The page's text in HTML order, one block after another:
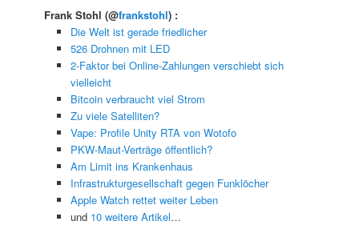
Frank Stohl(@frankstohl) :
Die Welt ist gerade friedlicher
526 Drohnen mit LED
2-Faktor bei Online-Zahlungen verschiebt sich
vielleicht
Bitcoin verbraucht viel Strom
Zu viele Satelliten?
Vape: Profile Unity RTA von Wotofo
PKW-Maut-Verträge öffentlich?
Am Limit ins Krankenhaus
Infrastrukturgesellschaft gegen Funklöcher
Apple Watch rettet weiter Leben
und 10 weitere Artikel…